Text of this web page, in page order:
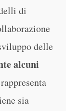
di
delle
alcuni
sia